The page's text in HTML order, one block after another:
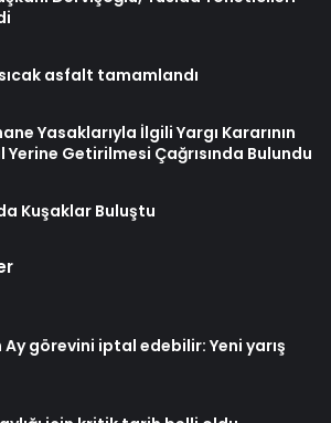
asfalt tamamlandı
Yasaklarıyla İlgili Yargı Kararının
Yerine Getirilmesi Çağrısında Bulundu
Kuşaklar Buluştu
Ay görevini iptal edebilir: Yeni yarış